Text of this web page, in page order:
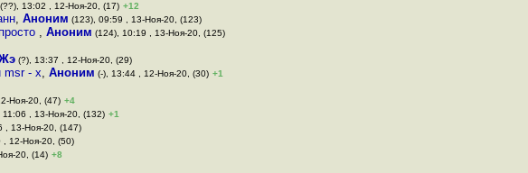
(??), 13:02 , 12-Ноя-20, (17) +12
, Аноним (123), 09:59 , 13-Ноя-20, (123)
, Аноним (124), 10:19 , 13-Ноя-20, (125)
(?), 13:37 , 12-Ноя-20, (29)
msr - х, Аноним (-), 13:44 , 12-Ноя-20, (30) +1
Ноя-20, (47) +4
11:06 , 13-Ноя-20, (132) +1
, 13-Ноя-20, (147)
, 12-Ноя-20, (50)
20, (14) +8